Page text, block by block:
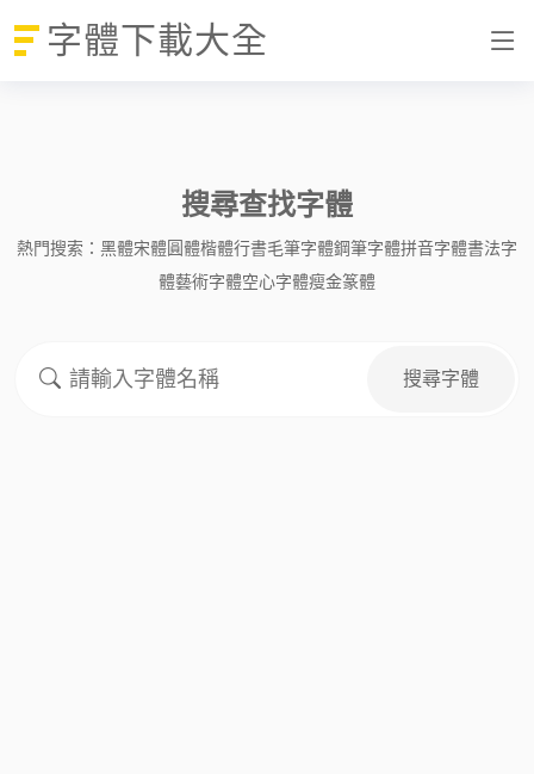
字體下載大全
搜尋查找字體
熱門搜索： 黑體宋體圓體楷體行書毛筆字體鋼筆字體拼音字體書法字
體藝術字體空心字體瘦金篆體